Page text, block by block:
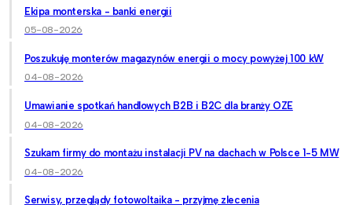
Ekipa monterska - banki energii
05-08-2026
Poszukuję monterów magazynów energii o mocy powyżej 100 kW
04-08-2026
Umawianie spotkań handlowych B2B i B2C dla branży OZE
04-08-2026
Szukam firmy do montażu instalacji PV na dachach w Polsce 1-5 MW
04-08-2026
Serwisy, przeglądy fotowoltaika - przyjmę zlecenia